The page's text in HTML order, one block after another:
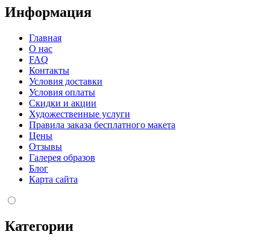
Информация
Главная
О нас
FAQ
Контакты
Условия доставки
Условия оплаты
Скидки и акции
Художественные услуги
Правила заказа бесплатного макета
Цены
Отзывы
Галерея образов
Блог
Карта сайта
Категории